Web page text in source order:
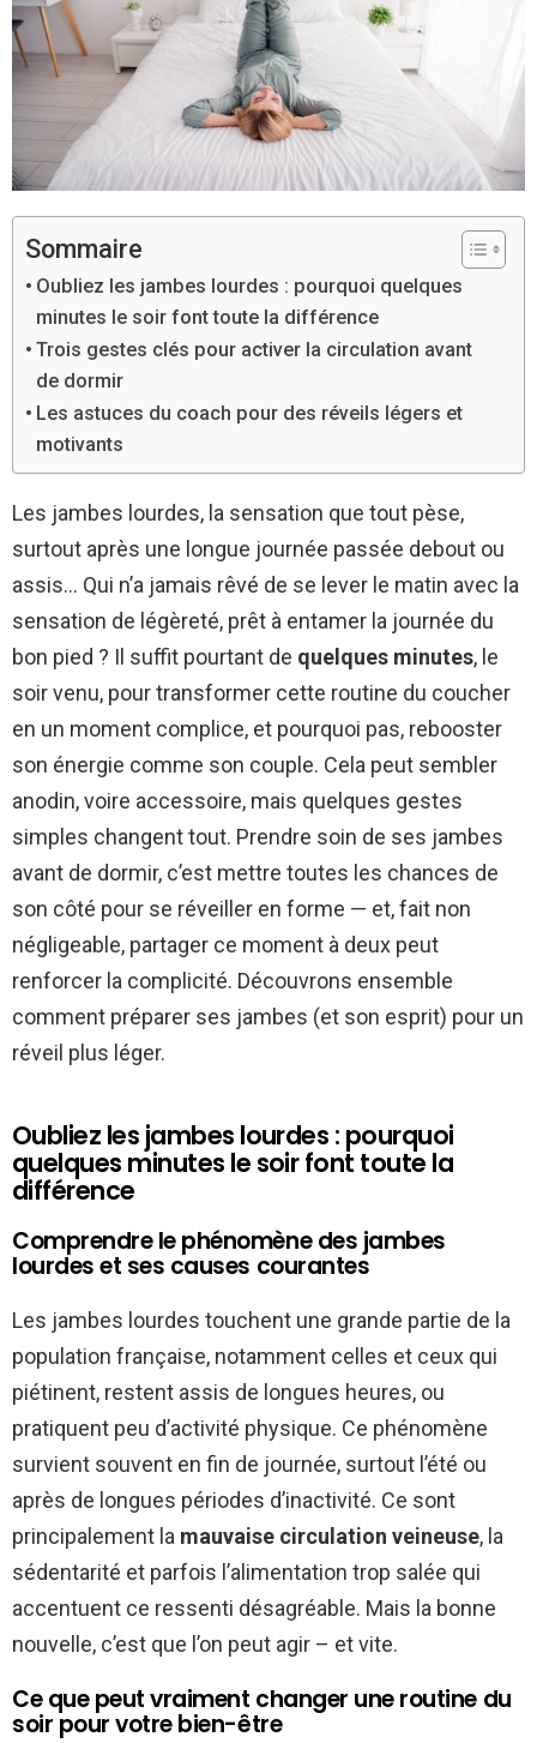
Sommaire
Oubliez les jambes lourdes : pourquoi quelques
minutes le soir font toute la différence
Trois gestes clés pour activer la circulation avant
de dormir
Les astuces du coach pour des réveils légers et
motivants
Les jambes lourdes, la sensation que tout pèse,
surtout après une longue journée passée debout ou
assis… Qui n’a jamais rêvé de se lever le matin avec la
sensation de légèreté, prêt à entamer la journée du
bon pied ? Il suffit pourtant de quelques minutes, le
soir venu, pour transformer cette routine du coucher
en un moment complice, et pourquoi pas, rebooster
son énergie comme son couple. Cela peut sembler
anodin, voire accessoire, mais quelques gestes
simples changent tout. Prendre soin de ses jambes
avant de dormir, c’est mettre toutes les chances de
son côté pour se réveiller en forme — et, fait non
négligeable, partager ce moment à deux peut
renforcer la complicité. Découvrons ensemble
comment préparer ses jambes (et son esprit) pour un
réveil plus léger.
Oubliez les jambes lourdes : pourquoi
quelques minutes le soir font toute la
différence
Comprendre le phénomène des jambes
lourdes et ses causes courantes
Les jambes lourdes touchent une grande partie de la
population française, notamment celles et ceux qui
piétinent, restent assis de longues heures, ou
pratiquent peu d’activité physique. Ce phénomène
survient souvent en fin de journée, surtout l’été ou
après de longues périodes d’inactivité. Ce sont
principalement la mauvaise circulation veineuse, la
sédentarité et parfois l’alimentation trop salée qui
accentuent ce ressenti désagréable. Mais la bonne
nouvelle, c’est que l’on peut agir – et vite.
Ce que peut vraiment changer une routine du
soir pour votre bien-être